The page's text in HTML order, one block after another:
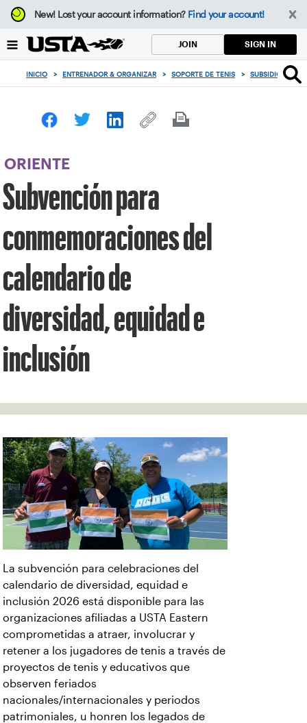
Enfoque
desde
botón
volver
principio
New!Lost your account information? Find your account!
JOIN SIGN IN
INICIO > ENTRENADOR & ORGANIZAR > SOPORTE DE TENIS > SUBSIDIOS Y
ORIENTE
Subvención para
conmemoraciones del
calendario de
diversidad, equidad e
inclusión
La subvención para celebraciones del
calendario de diversidad, equidad e
inclusión 2026 está disponible para las
organizaciones afiliadas a USTA Eastern
comprometidas a atraer, involucrar y
retener a los jugadores de tenis a través de
proyectos de tenis y educativos que
observen feriados
nacionales/internacionales y periodos
patrimoniales, u honren los legados de